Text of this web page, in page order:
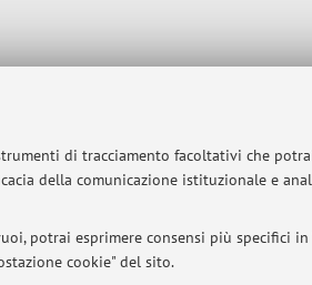
di tracciamento facoltativi che
della comunicazione istituzionale e
potrai esprimere consensi più specifici
cookie" del sito.